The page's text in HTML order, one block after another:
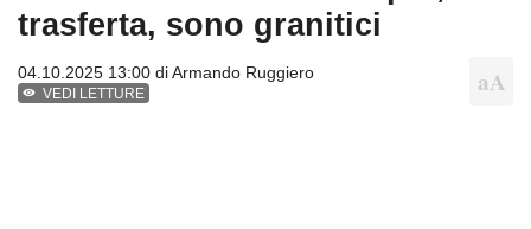
trasferta, sono granitici
04.10.2025 13:00 diArmando Ruggiero
VEDI LETTURE